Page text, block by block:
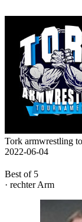
Tork armwrestling
2022-06-04
Best of 5
· rechter Arm